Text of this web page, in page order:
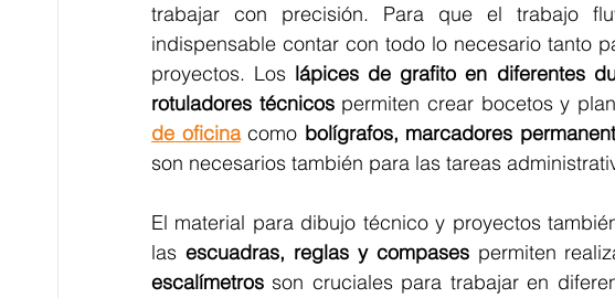
trabajar con precisión. Para que el trabajo
indispensable contar con todo lo necesario tanto
proyectos. Los lápices de grafito en diferentes
rotuladores técnicos permiten crear bocetos y
de oficina como
son necesarios también para las tareas
El material para dibujo técnico y proyectos
las escuadras, reglas y compases
escalímetros son cruciales para trabajar en